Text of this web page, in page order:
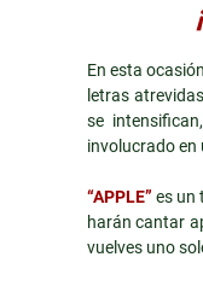
¡
En esta
letras
se
involucrado en
“APPLE”es un
harán cantar
vuelves uno